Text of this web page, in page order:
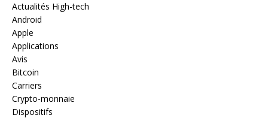
Actualités High-tech
Android
Apple
Applications
Avis
Bitcoin
Carriers
Crypto-monnaie
Dispositifs